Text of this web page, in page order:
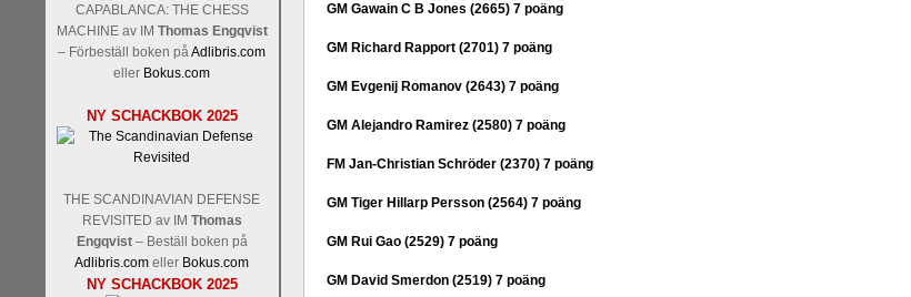
CAPABLANCA: THE CHESS
MACHINE av IM Thomas Engqvist
– Förbeställ boken påAdlibris.com
eller Bokus.com
NY SCHACKBOK 2025
THE SCANDINAVIAN DEFENSE
REVISITED av IM Thomas
Engqvist– Beställ boken på
Adlibris.com eller Bokus.com
NY SCHACKBOK 2025
GM Gawain C B Jones (2665) 7 poäng
GM Richard Rapport (2701) 7 poäng
GM Evgenij Romanov (2643) 7 poäng
GM Alejandro Ramirez (2580) 7 poäng
FM Jan-Christian Schröder (2370) 7 poäng
GM Tiger Hillarp Persson (2564) 7 poäng
GM Rui Gao (2529) 7 poäng
GM David Smerdon (2519) 7 poäng